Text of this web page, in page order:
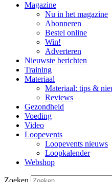
Magazine
Nu in het magazine
Abonneren
Bestel online
Win!
Adverteren
Nieuwste berichten
Training
Materiaal
Materiaal: tips &
Reviews
Gezondheid
Voeding
Video
Loopevents
Loopevents nieuws
Loopkalender
Webshop